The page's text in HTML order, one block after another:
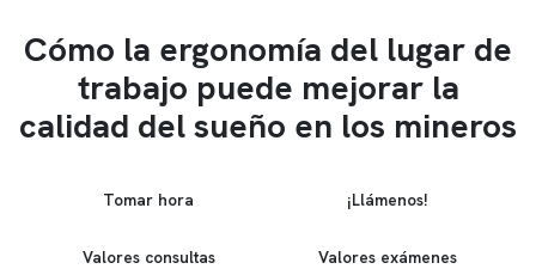
Cómo la ergonomía del lugar de
trabajo puede mejorar la
calidad del sueño en los mineros
Tomar hora ¡Llámenos!
Valores consultas Valores exámenes